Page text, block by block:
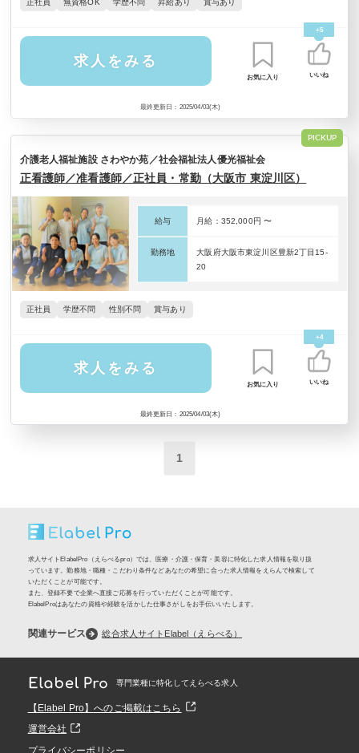
正社員 無資格OK 学歴不問 昇給あり 賞与あり
最終更新日：2025/04/03(木)
求人をみる
お気に入り
+5
いいね
介護老人福祉施設 さわやか苑／社会福祉法人優光福祉会
PICKUP
正看護師／准看護師／正社員・常勤（大阪市 東淀川区）
正社員 学歴不問 性別不問 賞与あり
給与 月給：352,000円 〜
勤務地
大阪府大阪市東淀川区豊新2丁目15-
20
最終更新日：2025/04/03(木)
求人をみる
お気に入り
+4
いいね
1
求人サイトElabelPro（えらべるpro）では、医療・介護・保育・美容に特化した求人情報を取り扱
っています。勤務地・職種・こだわり条件などあなたの希望に合った求人情報をえらんで検索して
いただくことが可能です。
また、登録不要で企業へ直接ご応募を行っていただくことが可能です。
ElabelProはあなたの資格や経験を活かした仕事さがしをお手伝いいたします。
関連サービス 総合求人サイトElabel（えらべる）
専門業種に特化してえらべる求人
【Elabel Pro】へのご掲載はこちら
運営会社
プライバシーポリシー